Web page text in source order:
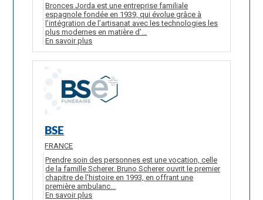
Bronces Jorda est une entreprise familiale
espagnole fondée en 1939, qui évolue grâce à
l’intégration de l’artisanat avec les technologies les
plus modernes en matière d’...
En savoir plus
BSE
FRANCE
Prendre soin des personnes est une vocation, celle
de la famille Scherer. Bruno Scherer ouvrit le premier
chapitre de l'histoire en 1993, en offrant une
première ambulanc...
En savoir plus